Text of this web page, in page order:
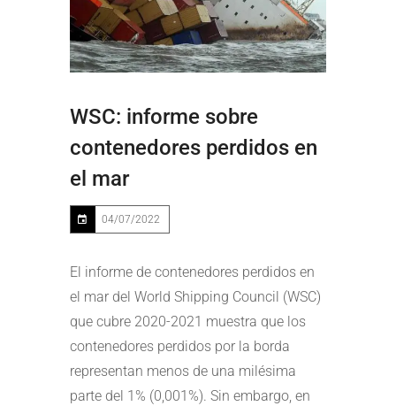
WSC: informe sobre
contenedores perdidos en
el mar
04/07/2022
El informe de contenedores perdidos en
el mar del World Shipping Council (WSC)
que cubre 2020-2021 muestra que los
contenedores perdidos por la borda
representan menos de una milésima
parte del 1% (0,001%). Sin embargo, en